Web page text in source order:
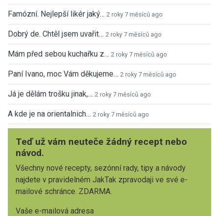
Famózní. Nejlepší likér jaký… 2 roky 7 měsíců ago
Dobrý de. Chtěl jsem uvařit… 2 roky 7 měsíců ago
Mám před sebou kuchařku z… 2 roky 7 měsíců ago
Paní Ivano, moc Vám děkujeme… 2 roky 7 měsíců ago
Já je dělám trošku jinak,… 2 roky 7 měsíců ago
A kde je na orientalnich… 2 roky 7 měsíců ago
Teď už vám neuteče žádný recept nebo
návod.
Všechny nové recepty, sezónní rady, tipy a návody
najdete v pravidelném JakTak zpravodaji ve své e-
mailové schránce. ZDARMA.
Vaše e-mailová adresa